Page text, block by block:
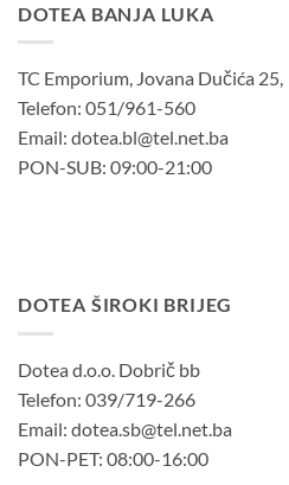
DOTEA BANJA LUKA
TC Emporium, Jovana Dučića 25,
Telefon: 051/961-560
Email: dotea.bl@tel.net.ba
PON-SUB: 09:00-21:00
DOTEA ŠIROKI BRIJEG
Dotea d.o.o. Dobrič bb
Telefon: 039/719-266
Email: dotea.sb@tel.net.ba
PON-PET: 08:00-16:00